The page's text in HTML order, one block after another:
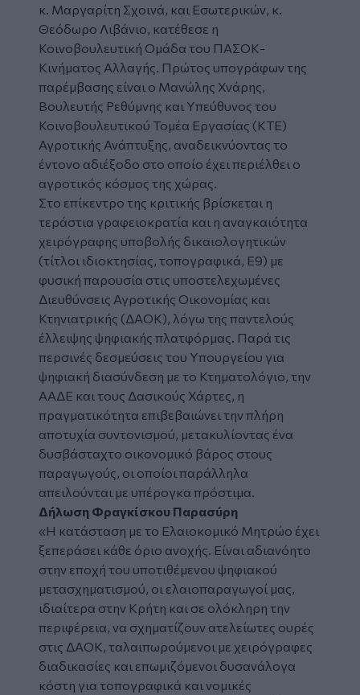
κ. Μαργαρίτη Σχοινά, και Εσωτερικών, κ.
Θεόδωρο Λιβάνιο, κατέθεσε η
Κοινοβουλευτική Ομάδα του ΠΑΣΟΚ-
Κινήματος Αλλαγής. Πρώτος υπογράφων της
παρέμβασης είναι ο Μανώλης Χνάρης,
Βουλευτής Ρεθύμνης και Υπεύθυνος του
Κοινοβουλευτικού Τομέα Εργασίας (ΚΤΕ)
Αγροτικής Ανάπτυξης, αναδεικνύοντας το
έντονο αδιέξοδο στο οποίο έχει περιέλθει ο
αγροτικός κόσμος της χώρας.
Στο επίκεντρο της κριτικής βρίσκεται η
τεράστια γραφειοκρατία και η αναγκαιότητα
χειρόγραφης υποβολής δικαιολογητικών
(τίτλοι ιδιοκτησίας, τοπογραφικά, Ε9) με
φυσική παρουσία στις υποστελεχωμένες
Διευθύνσεις Αγροτικής Οικονομίας και
Κτηνιατρικής (ΔΑΟΚ), λόγω της παντελούς
έλλειψης ψηφιακής πλατφόρμας. Παρά τις
περσινές δεσμεύσεις του Υπουργείου για
ψηφιακή διασύνδεση με το Κτηματολόγιο, την
ΑΑΔΕ και τους Δασικούς Χάρτες, η
πραγματικότητα επιβεβαιώνει την πλήρη
αποτυχία συντονισμού, μετακυλίοντας ένα
δυσβάσταχτο οικονομικό βάρος στους
παραγωγούς, οι οποίοι παράλληλα
απειλούνται με υπέρογκα πρόστιμα.
Δήλωση Φραγκίσκου Παρασύρη
«Η κατάσταση με το Ελαιοκομικό Μητρώο έχει
ξεπεράσει κάθε όριο ανοχής. Είναι αδιανόητο
στην εποχή του υποτιθέμενου ψηφιακού
μετασχηματισμού, οι ελαιοπαραγωγοί μας,
ιδιαίτερα στην Κρήτη και σε ολόκληρη την
περιφέρεια, να σχηματίζουν ατελείωτες ουρές
στις ΔΑΟΚ, ταλαιπωρούμενοι με χειρόγραφες
διαδικασίες και επωμιζόμενοι δυσανάλογα
κόστη για τοπογραφικά και νομικές